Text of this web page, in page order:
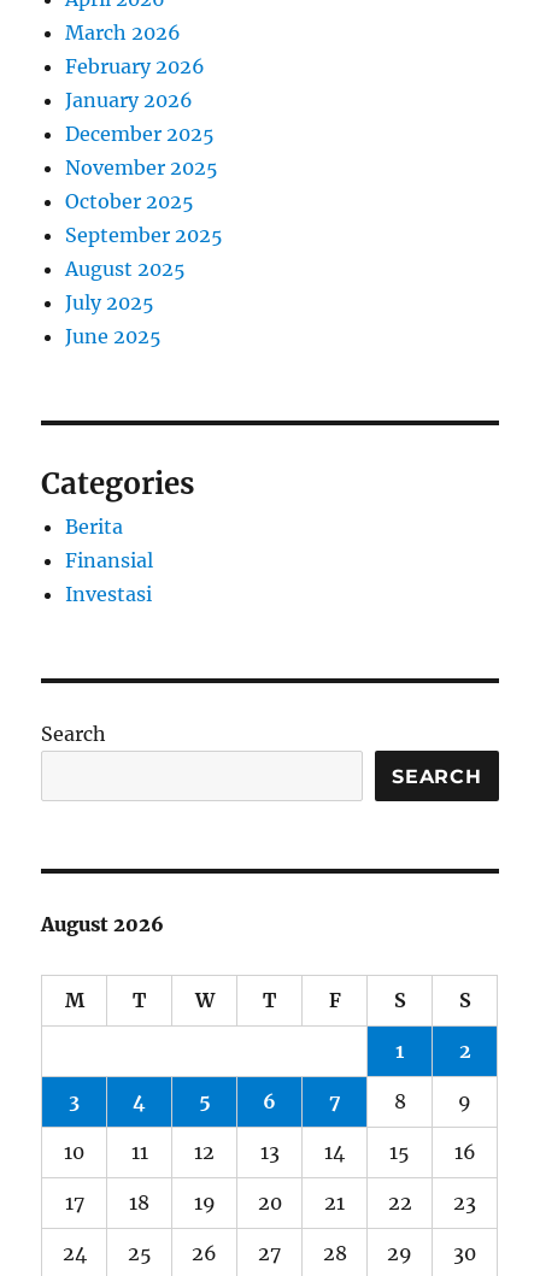
March 2026
February 2026
January 2026
December 2025
November 2025
October 2025
September 2025
August 2025
July 2025
June 2025
Categories
Berita
Finansial
Investasi
Search
SEARCH
August 2026
M T W T F S S
1 2
3 4 5 6 7 8 9
10 11 12 13 14 15 16
17 18 19 20 21 22 23
24 25 26 27 28 29 30